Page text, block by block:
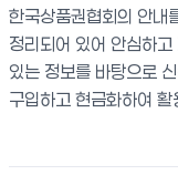
한국상품권협회의 안내
정리되어 있어 안심하
있는 정보를 바탕으로
구입하고 현금화하여